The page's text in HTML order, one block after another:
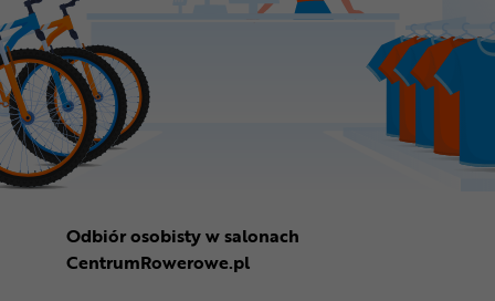
Odbiór osobisty w salonach
CentrumRowerowe.pl